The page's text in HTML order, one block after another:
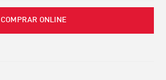
COMPRAR ONLINE